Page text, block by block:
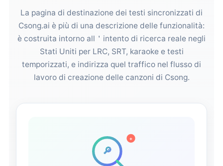
La pagina di destinazione dei testi sincronizzati di
Csong.ai è più di una descrizione delle funzionalità:
è costruita intorno all＇intento di ricerca reale negli
Stati Uniti per LRC, SRT, karaoke e testi
temporizzati, e indirizza quel traffico nel flusso di
lavoro di creazione delle canzoni di Csong.
🔎
+